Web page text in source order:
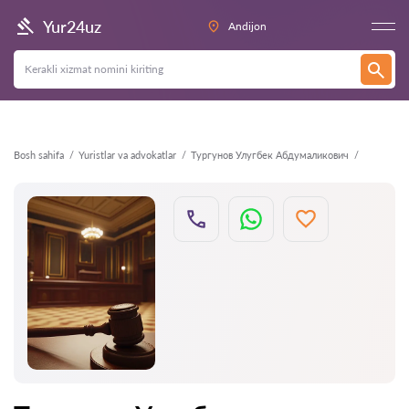
Yur24uz Andijon
Bosh sahifa Yuristlar va advokatlar Тургунов Улугбек Абдумаликович
Orqaga